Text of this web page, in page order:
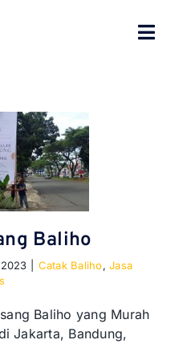
Baliho
2023 Catak Baliho,Jasa
Baliho yang Murah
Jakarta, Bandung,